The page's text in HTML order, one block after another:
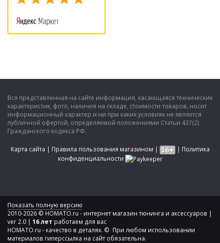
Вся представленная на сайте информация, касающаяся технических
характеристик, фото, наличия на складе, стоимости товаров, носит
информационный характер и ни при каких условиях не является
публичной офертой, определяемой положениями Статьи 437(2)
Гражданского кодекса РФ.
Карта сайта | Правила пользования магазином | | Политика
конфиденциальности
Показать полную версию
2010-2026 © HOMATO.ru - интернет магазин тюнинга и аксессуаров |
ver 2.0 | 16 лет работаем для вас
HOMATO.ru - качество в деталях. © При любом использовании
материалов гиперссылка на сайт обязательна.